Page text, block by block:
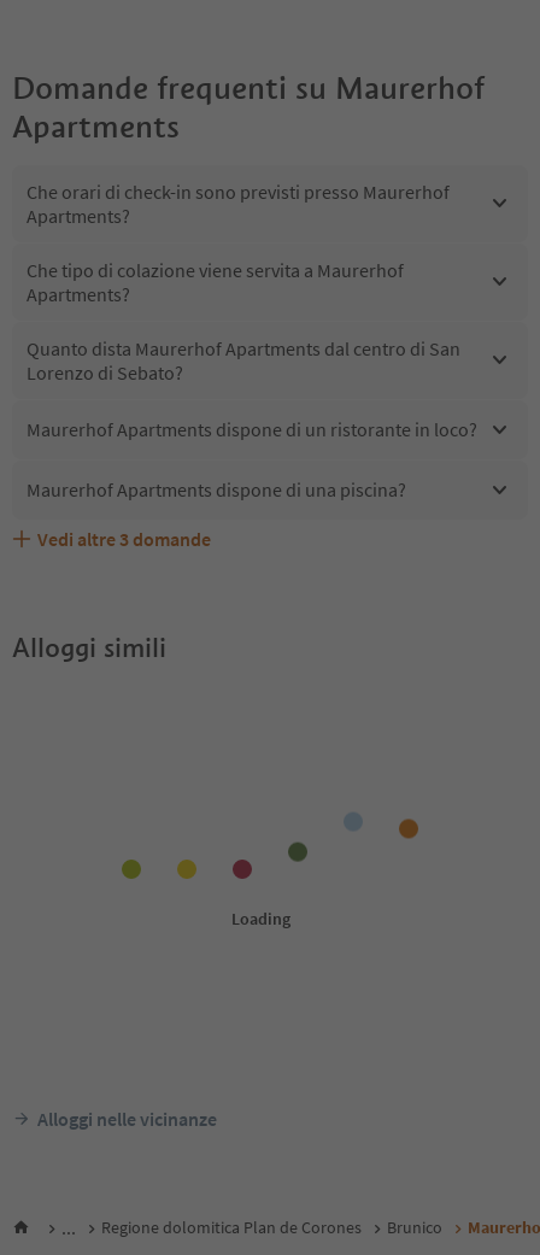
Domande frequenti su Maurerhof
Apartments
Che orari di check-in sono previsti presso Maurerhof
Apartments?
Che tipo di colazione viene servita a Maurerhof
Apartments?
Quanto dista Maurerhof Apartments dal centro di San
Lorenzo di Sebato?
Maurerhof Apartments dispone di un ristorante in loco?
Maurerhof Apartments dispone di una piscina?
Maurerhof Apartments accetta animali domestici?
Quali servizi/attività sono disponibili presso Maurerhof
Gli ospiti di Maurerhof Apartments ricevono l'Alto Adige
Vedi altre 3 domande
Alloggi simili
Alloggi nelle vicinanze
... Regione dolomitica Plan de Corones Brunico